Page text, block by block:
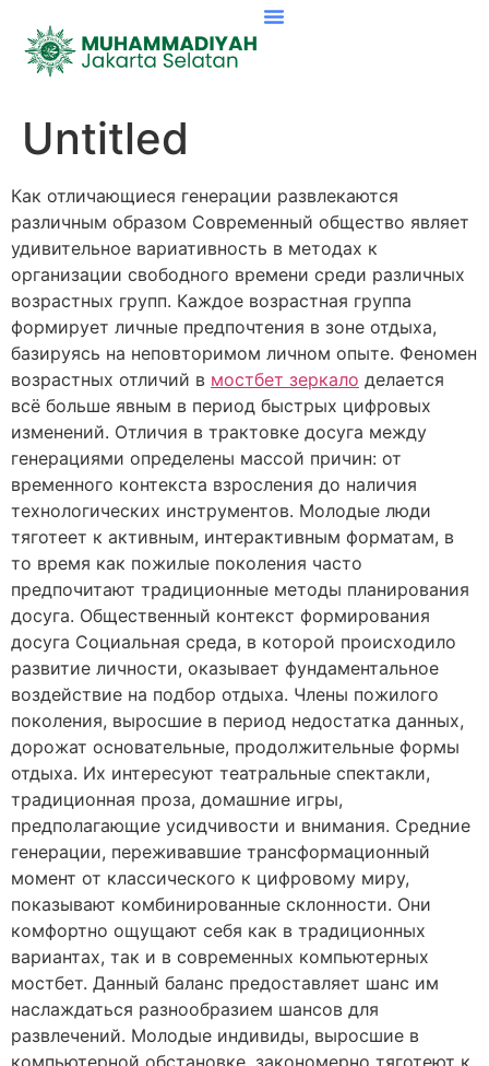
Untitled
Как отличающиеся генерации развлекаются
различным образом Современный общество являет
удивительное вариативность в методах к
организации свободного времени среди различных
возрастных групп. Каждое возрастная группа
формирует личные предпочтения в зоне отдыха,
базируясь на неповторимом личном опыте. Феномен
возрастных отличий в мостбет зеркало делается
всё больше явным в период быстрых цифровых
изменений. Отличия в трактовке досуга между
генерациями определены массой причин: от
временного контекста взросления до наличия
технологических инструментов. Молодые люди
тяготеет к активным, интерактивным форматам, в
то время как пожилые поколения часто
предпочитают традиционные методы планирования
досуга. Общественный контекст формирования
досуга Социальная среда, в которой происходило
развитие личности, оказывает фундаментальное
воздействие на подбор отдыха. Члены пожилого
поколения, выросшие в период недостатка данных,
дорожат основательные, продолжительные формы
отдыха. Их интересуют театральные спектакли,
традиционная проза, домашние игры,
предполагающие усидчивости и внимания. Средние
генерации, переживавшие трансформационный
момент от классического к цифровому миру,
показывают комбинированные склонности. Они
комфортно ощущают себя как в традиционных
вариантах, так и в современных компьютерных
мостбет. Данный баланс предоставляет шанс им
наслаждаться разнообразием шансов для
развлечений. Молодые индивиды, выросшие в
компьютерной обстановке, закономерно тяготеют к